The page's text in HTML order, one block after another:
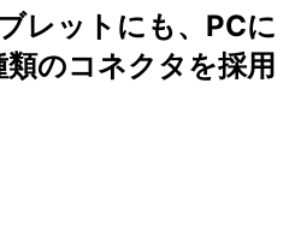
レットにも、PCに
のコネクタを採用